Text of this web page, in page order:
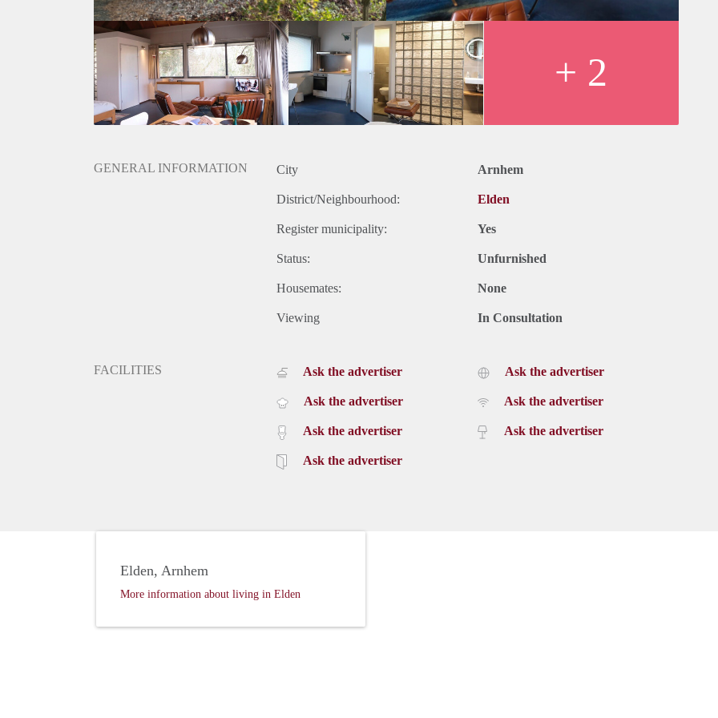
www.blinqmakelaars.nl
+ 2
GENERAL INFORMATION City Arnhem
District/Neighbourhood: Elden
Register municipality: Yes
Status: Unfurnished
Housemates: None
Viewing In Consultation
FACILITIES Ask the advertiser
Ask the advertiser
Ask the advertiser
Ask the advertiser
Ask the advertiser
Ask the advertiser
Ask the advertiser
Elden, Arnhem
More information about living in Elden